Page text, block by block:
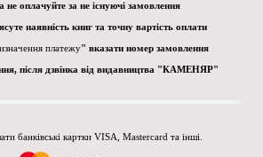
не оплачуйте за не існуючі замовлення
наявність книг та точну вартість оплати
платежу" вказати номер замовлення
після дзвінка від видавництва "КАМЕНЯР"
банківські картки VISA, Mastercard та інші.